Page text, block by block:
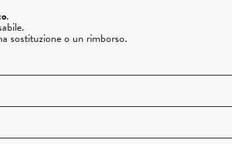
.
sostituzione o un rimborso.